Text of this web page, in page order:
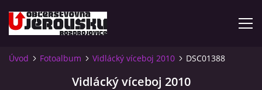
Úvod Fotoalbum Vidlácký víceboj 2010 DSC01388
Vidlácký víceboj 2010